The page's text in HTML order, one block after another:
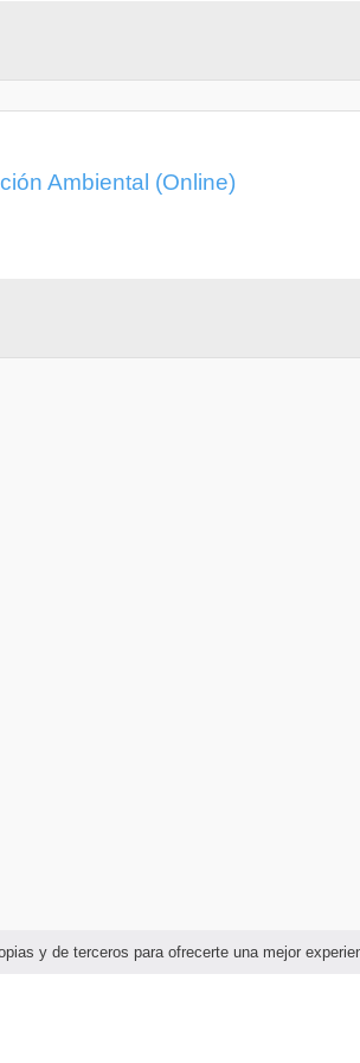
y de terceros para ofrecerte una mejor
Ambiental (Online)